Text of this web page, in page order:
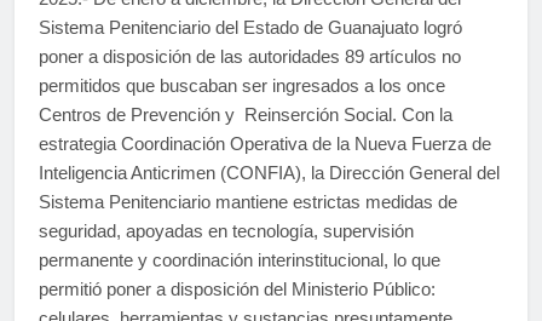
Sistema Penitenciario del Estado de Guanajuato logró
poner a disposición de las autoridades 89 artículos no
permitidos que buscaban ser ingresados a los once
Centros de Prevención y Reinserción Social. Con la
estrategia Coordinación Operativa de la Nueva Fuerza de
Inteligencia Anticrimen (CONFIA), la Dirección General del
Sistema Penitenciario mantiene estrictas medidas de
seguridad, apoyadas en tecnología, supervisión
permanente y coordinación interinstitucional, lo que
permitió poner a disposición del Ministerio Público: